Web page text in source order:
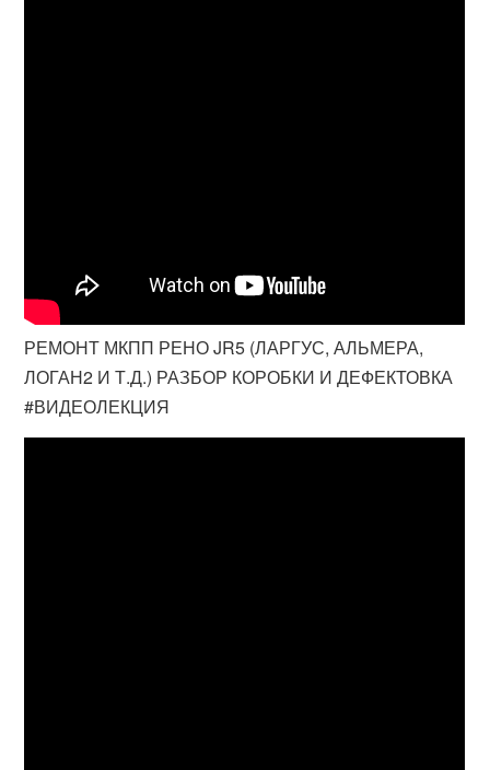
РЕМОНТ МКПП РЕНО JR5 (ЛАРГУС, АЛЬМЕРА,
ЛОГАН2 И Т.Д.) РАЗБОР КОРОБКИ И ДЕФЕКТОВКА
#ВИДЕОЛЕКЦИЯ